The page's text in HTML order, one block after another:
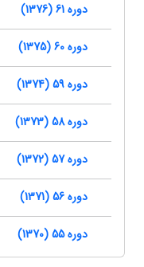
دوره 61 (1376)
دوره 60 (1375)
دوره 59 (1374)
دوره 58 (1373)
دوره 57 (1372)
دوره 56 (1371)
دوره 55 (1370)